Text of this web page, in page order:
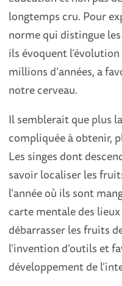
longtemps cru. Pour
norme qui distingue
ils évoquent
millions d’années, a
notre cerveau.
Il semblerait que plus
compliquée à obtenir,
Les singes dont
savoir localiser les
l’année où ils sont
carte mentale des
débarrasser les fruits
l’invention d’outils et
développement de